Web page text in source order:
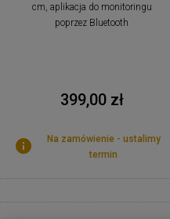
cm, aplikacja do monitoringu
poprzez Bluetooth
399,00 zł
Na zamówienie - ustalimy
termin